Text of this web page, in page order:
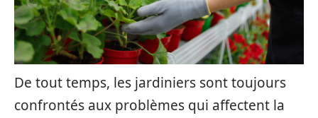
De tout temps, les jardiniers sont toujours
confrontés aux problèmes qui affectent la